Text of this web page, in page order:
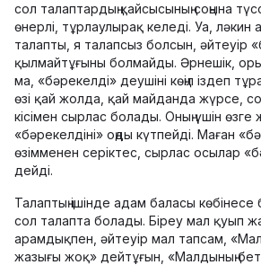
сол талаптардың қайсысының соңына
өнерлі, тұрлаулырақ келеді. Уа, ләкин
талапты, я талапсыз болсын, әйтеуір
қылмайтұғыны болмайды. Әрнешік,
ма, «бәрекелді» деушіні көңіл іздеп
өзі қай жолда, қай майданда жүрсе,
кісімен сырлас болады. Оның үшін
«бәрекелдіні» оңды күтпейді. Маған
өзімменен серіктес, сырлас осылар
дейді.
Талаптың ішінде адам баласы көбінесе
сол талапта болады. Біреу мал қуып
арамдықпен, әйтеуір мал тапсам, «Мал
жазығы жоқ» дейтұғын, «Малдының